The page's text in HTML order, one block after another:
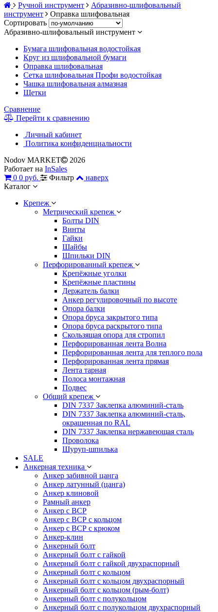
Ручной инструмент
Абразивно-шлифовальный
инструмент
Оправка шлифовальная
Сортировать
Абразивно-шлифовальный инструмент
Бумага шлифовальная водостойкая
Круг из шлифовальной бумаги
Оправка шлифовальная
Сетка шлифовальная Профи водостойкая
Чашка шлифовальная алмазная
Щетки
Сравнение
Перейти к сравнению
Личный кабинет
Политика конфиденциальности
Nodov MARKET
2026
Работает на InSales
0 0 руб. Фильтр
наверх
Каталог
Крепеж
Метрический крепеж
Болты DIN
Винты
Гайки
Шайбы
Шпильки DIN
Перфорированный крепеж
Крепёжные уголки
Крепёжные пластины
Держатель балки
Анкер регулировочный по высоте
Опора балки
Опора бруса закрытого типа
Опора бруса раскрытого типа
Скользящая опора для стропил
Перфорированная лента Волна
Перфорированная лента для теплого пола
Перфорированная лента прямая
Лента тарная
Полоса монтажная
Подвес
Общий крепеж
DIN 7337 Заклепка алюминий-сталь
DIN 7337 Заклепка алюминий-сталь,
окрашенная по RAL
DIN 7337 Заклепка нержавеющая сталь
Проволока
Шуруп-шпилька
SALE
Анкерная техника
Анкер забивной цанга
Анкер латунный (цанга)
Анкер клиновой
Рамный анкер
Анкер с ВСР
Анкер с ВСР с кольцом
Анкер с ВСР с крюком
Анкер-клин
Анкерный болт
Анкерный болт с гайкой
Анкерный болт с гайкой двухраспорный
Анкерный болт с кольцом
Анкерный болт с кольцом двухраспорный
Анкерный болт с кольцом (рым-болт)
Анкерный болт с полукольцом
Анкерный болт с полукольцом двухраспорный